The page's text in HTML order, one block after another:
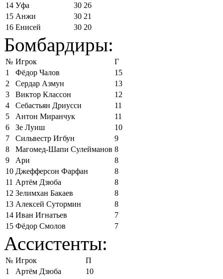
14 Уфа 30 26
15 Анжи 30 21
16 Енисей 30 20
Бомбардиры:
№ Игрок
Г
1
Фёдор Чалов
15
2
Сердар Азмун
13
3
Виктор Классон
12
4
Себастьян Дриусси
11
5
Антон Миранчук
11
6
Зе Луиш
10
7
Сильвестр Игбун
9
8
Магомед-Шапи Сулейманов 8
9
Ари
8
10 Джефферсон Фарфан
8
11 Артём Дзюба
8
12 Зелимхан Бакаев
8
13 Алексей Сутормин
8
14 Иван Игнатьев
7
15 Фёдор Смолов 7
Ассистенты:
№ Игрок
П
1
Артём Дзюба
10